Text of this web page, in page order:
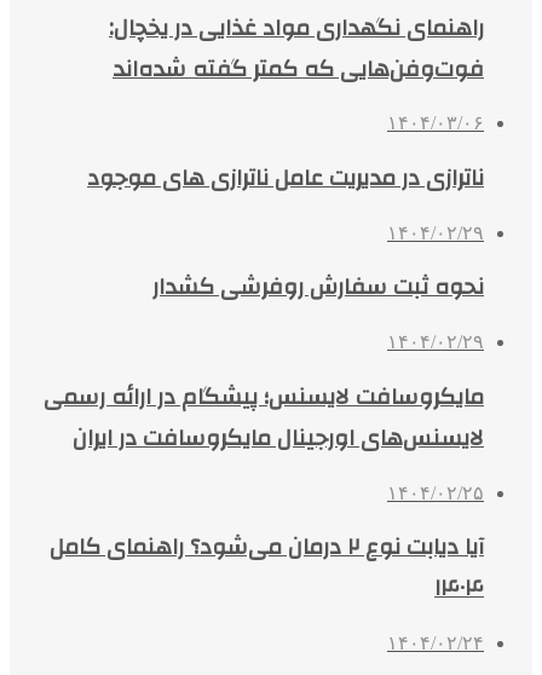
راهنمای نگهداری مواد غذایی در یخچال:
فوت‌وفن‌هایی که کمتر گفته شده‌اند
۱۴۰۴/۰۳/۰۶
ناترازی در مدیریت عامل ناترازی های موجود
۱۴۰۴/۰۲/۲۹
نحوه ثبت سفارش روفرشی کشدار
۱۴۰۴/۰۲/۲۹
مایکروسافت لایسنس؛ پیشگام در ارائه رسمی
لایسنس‌های اورجینال مایکروسافت در ایران
۱۴۰۴/۰۲/۲۵
آیا دیابت نوع ۲ درمان می‌شود؟ راهنمای کامل
۱۴۰۴
۱۴۰۴/۰۲/۲۴